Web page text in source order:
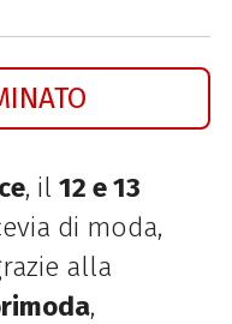
, il 12 e 13
di moda,
alla
,